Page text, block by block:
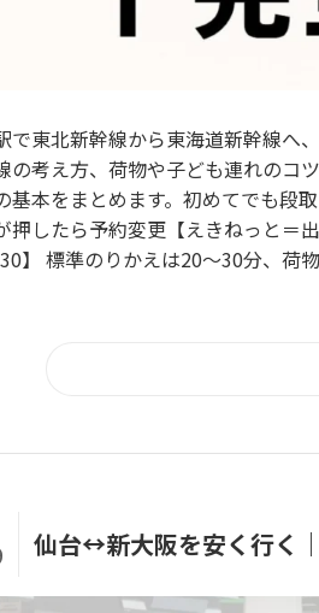
で東北新幹線から東海道新幹線へ
の考え方、荷物や子ども連れのコ
基本をまとめます。初めてでも段
押したら予約変更【えきねっと＝
】 標準のりかえは20〜30分、
仙台↔新大阪を安く行く